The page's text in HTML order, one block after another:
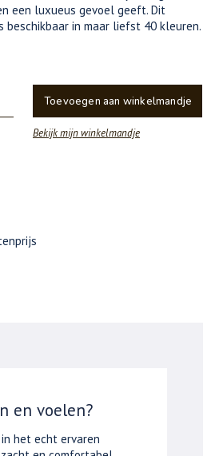
een luxueus gevoel geeft. Dit
beschikbaar in maar liefst 40 kleuren.
Toevoegen aan winkelmandje
Bekijk mijn winkelmandje
en voelen?
het echt ervaren